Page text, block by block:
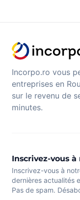
Incorpo.ro vous
entreprises en
sur le revenu de
minutes.
Inscrivez-vous
Inscrivez-vous à
dernières actualités
Pas de spam.